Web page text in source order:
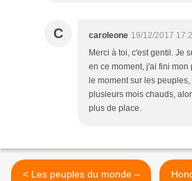
C caroleone 19/12/2017
Merci à toi, c'est gentil. Je
en ce moment, j'ai fini
le moment sur les
plusieurs mois chauds,
plus de place.
< Les peuples du monde –